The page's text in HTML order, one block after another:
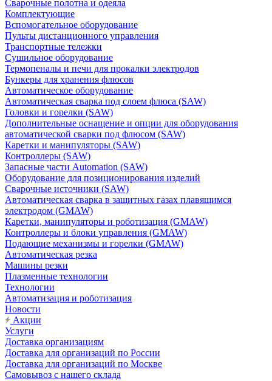
Сварочные полотна и одеяла
Комплектующие
Вспомогательное оборудование
Пульты дистанционного управления
Транспортные тележки
Сушильное оборудование
Термопеналы и печи для прокалки электродов
Бункеры для хранения флюсов
Автоматическое оборудование
Автоматическая сварка под слоем флюса (SAW)
Головки и горелки (SAW)
Дополнительные оснащение и опции для оборудования
автоматической сварки под флюсом (SAW)
Каретки и манипуляторы (SAW)
Контроллеры (SAW)
Запасные части Automation (SAW)
Оборудование для позиционирования изделий
Сварочные источники (SAW)
Автоматическая сварка в защитных газах плавящимся
электродом (GMAW)
Каретки, манипуляторы и роботизация (GMAW)
Контроллеры и блоки управления (GMAW)
Подающие механизмы и горелки (GMAW)
Автоматическая резка
Машины резки
Плазменные технологии
Технологии
Автоматизация и роботизация
Новости
Акции
Услуги
Доставка организациям
Доставка для организаций по России
Доставка для организаций по Москве
Самовывоз с нашего склада